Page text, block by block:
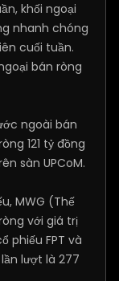
khối ngoại
nhanh chóng
cuối tuần.
bán ròng
ngoài bán
121 tỷ đồng
sàn UPCoM.
MWG (Thế
với giá trị
phiếu FPT và
lượt là 277